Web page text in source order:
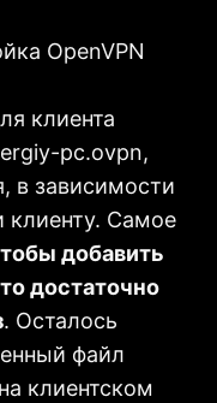
OpenVPN
клиента
pc.ovpn,
в зависимости
клиенту. Самое
добавить
достаточно
. Осталось
файл
клиентском